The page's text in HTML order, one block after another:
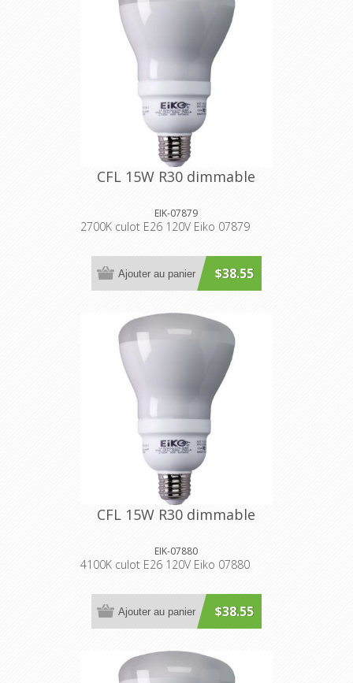
CFL 15W R30 dimmable
EIK-07879
2700K culot E26 120V Eiko 07879
$38.55
Ajouter au panier
CFL 15W R30 dimmable
EIK-07880
4100K culot E26 120V Eiko 07880
$38.55
Ajouter au panier